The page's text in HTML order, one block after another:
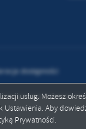
usług. Możesz
Aby
Prywatności.
dostępności